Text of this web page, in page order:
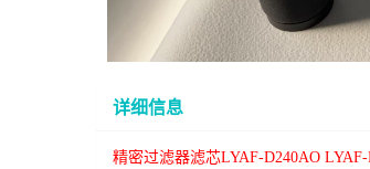
详细信息
精密过滤器滤芯LYAF-D240AO